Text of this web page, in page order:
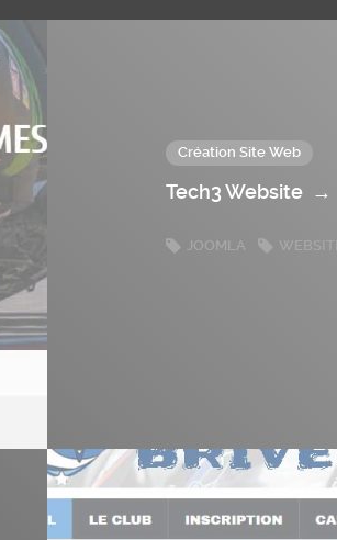
Création Site Web
Tech3 Website →
JOOMLA WEBSITE